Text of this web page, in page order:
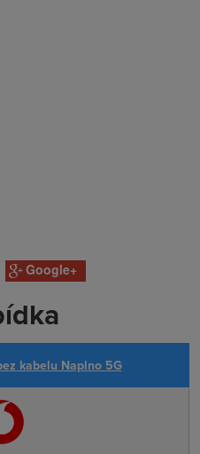
Google+
kabelu Naplno 5G